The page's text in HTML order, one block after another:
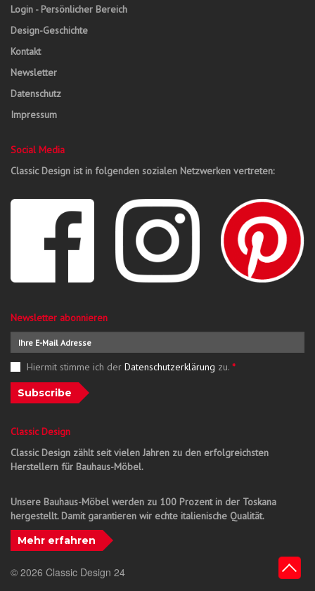
Login - Persönlicher Bereich
Design-Geschichte
Kontakt
Newsletter
Datenschutz
Impressum
Social Media
Classic Design ist in folgenden sozialen Netzwerken vertreten:
Newsletter abonnieren
Hiermit stimme ich der Datenschutzerklärung zu. *
Subscribe
Classic Design
Classic Design zählt seit vielen Jahren zu den erfolgreichsten
Herstellern für Bauhaus-Möbel.
Unsere Bauhaus-Möbel werden zu 100 Prozent in der Toskana
hergestellt. Damit garantieren wir echte italienische Qualität.
Mehr erfahren
© 2026 Classic Design 24